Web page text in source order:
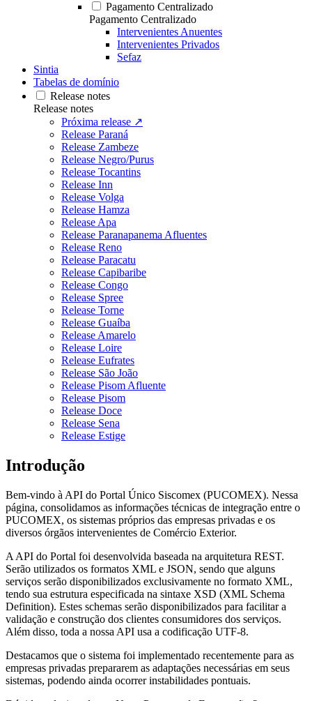
Pagamento Centralizado
Pagamento Centralizado
Intervenientes Anuentes
Intervenientes Privados
Sefaz
Sintia
Tabelas de domínio
Release notes
Release notes
Próxima release ↗
Release Paraná
Release Zambeze
Release Negro/Purus
Release Tocantins
Release Inn
Release Volga
Release Hamza
Release Apa
Release Paranapanema Afluentes
Release Reno
Release Paracatu
Release Capibaribe
Release Congo
Release Spree
Release Torne
Release Guaíba
Release Amarelo
Release Loire
Release Eufrates
Release São João
Release Pisom Afluente
Release Pisom
Release Doce
Release Sena
Release Estige
Introdução
Bem-vindo à API do Portal Único Siscomex (PUCOMEX). Nessa
página, consolidamos as informações técnicas de integração entre o
PUCOMEX, os sistemas próprios das empresas privadas e os
diversos órgãos intervenientes de Comércio Exterior.
A API do Portal foi desenvolvida baseada na arquitetura REST.
Serão utilizados os formatos XML e JSON, sendo que alguns
serviços serão disponibilizados exclusivamente no formato XML,
tendo sua estrutura especificada na sintaxe XSD (XML Schema
Definition). Estes schemas serão disponibilizados para facilitar a
validação e construção dos clientes consumidores dos serviços.
Além disso, toda a nossa API usa a codificação UTF-8.
Destacamos que o sistema foi implementado recentemente para as
empresas privadas prepararem as adaptações necessárias em seus
sistemas, podendo ainda ocorrer instabilidades pontuais.